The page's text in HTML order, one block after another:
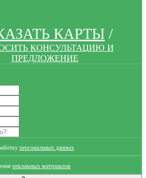
КАРТЫ /
КОНСУЛЬТАЦИЮ И
ПРЕДЛОЖЕНИЕ
персональных данных
рекламных материалов